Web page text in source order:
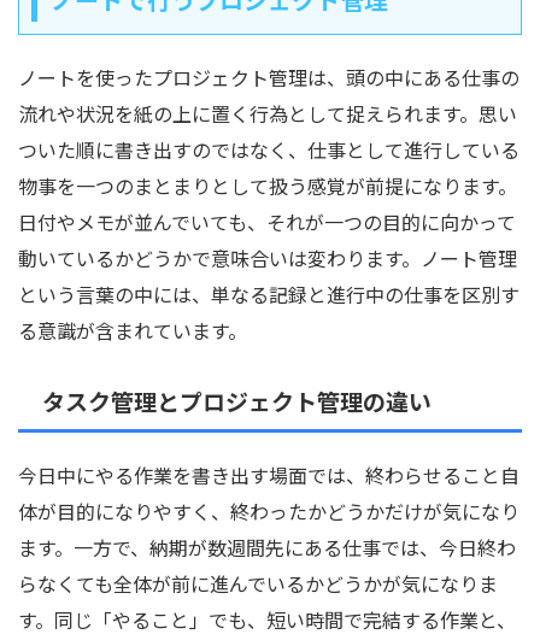
ノートを使ったプロジェクト管理は、頭の中にある仕事の
流れや状況を紙の上に置く行為として捉えられます。思い
ついた順に書き出すのではなく、仕事として進行している
物事を一つのまとまりとして扱う感覚が前提になります。
日付やメモが並んでいても、それが一つの目的に向かって
動いているかどうかで意味合いは変わります。ノート管理
という言葉の中には、単なる記録と進行中の仕事を区別す
る意識が含まれています。
タスク管理とプロジェクト管理の違い
今日中にやる作業を書き出す場面では、終わらせること自
体が目的になりやすく、終わったかどうかだけが気になり
ます。一方で、納期が数週間先にある仕事では、今日終わ
らなくても全体が前に進んでいるかどうかが気になりま
す。同じ「やること」でも、短い時間で完結する作業と、